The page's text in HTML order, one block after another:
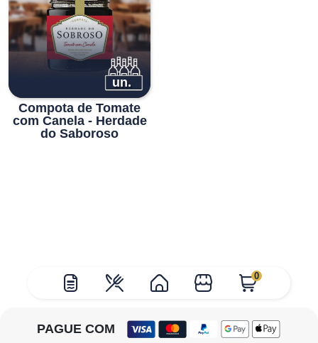
0
un.
Compota de Tomate
com Canela - Herdade
do Saboroso
PAGUE COM